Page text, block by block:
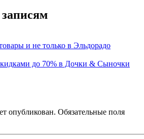
и не только в Эльдорадо
до 70% в Дочки & Сыночки
опубликован. Обязательные поля